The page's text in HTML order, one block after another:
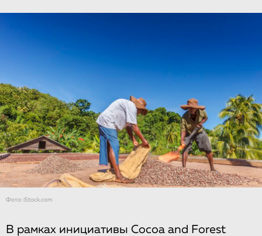
Фото: iStock.com
В рамках инициативы Cocoa and Forest